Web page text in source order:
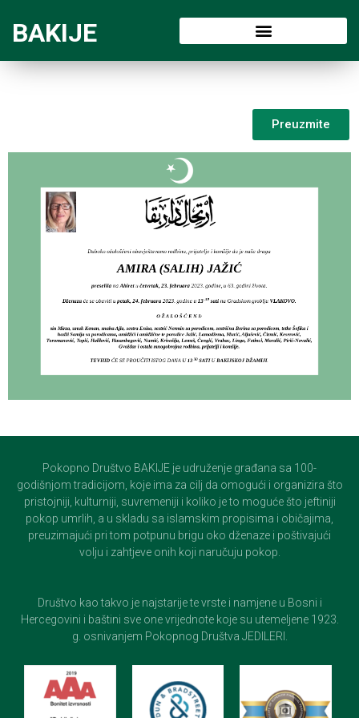
BAKIJE
Preuzmite
Pokopno Društvo BAKIJE je udruženje građana sa 100-
godišnjom tradicijom, koje ima za cilj da omogući i organizira što
pristojniji, kulturniji, suvremeniji i koliko je to moguće što jeftiniji
pokop umrlih, a u skladu sa islamskim propisima i običajima,
preuzimajući pri tom potpunu brigu oko dženaze i poštivajući
volju i zahtjeve onih koji naručuju pokop.
Društvo kao takvo je najstarije te vrste i namjene u Bosni i
Hercegovini i baštini sve one vrijednote koje su utemeljene 1923.
g. osnivanjem Pokopnog Društva JEDILERI.